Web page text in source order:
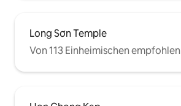
Long Sơn Temple
Von 113 Einheimischen empfohlen